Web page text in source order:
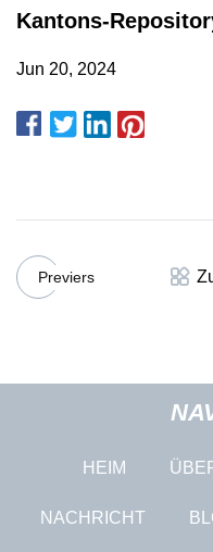
Kantons-
Jun 20, 2024
Previers
HEIM
NACHRICHT